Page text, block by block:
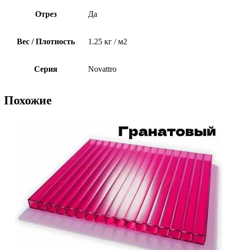
Отрез Да
Вес / Плотность 1.25 кг / м2
Серия Novattro
Похожие